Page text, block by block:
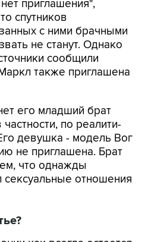
приглашения",
спутников
с ними брачными
не станут. Однако
сообщили
также приглашена
его младший брат
по реалити-
девушка - модель Вог
не приглашена. Брат
что однажды
сексуальные отношения